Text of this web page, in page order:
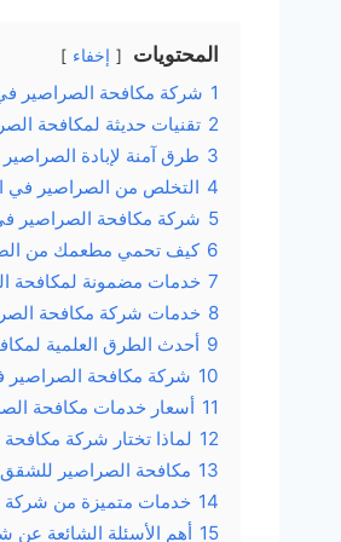
المحتويات إخفاء
1 شركة مكافحة الصراصير في
2 تقنيات حديثة لمكافحة
3 طرق آمنة لإبادة
4 التخلص من الصراصير في
5 شركة مكافحة الصراصير
6 كيف تحمي مطعمك من
7 خدمات مضمونة لمكافحة
8 خدمات شركة مكافحة
9 أحدث الطرق العلمية
10 شركة مكافحة الصراصير
11 أسعار خدمات مكافحة
12 لماذا تختار شركة
13 مكافحة الصراصير للشقق
14 خدمات متميزة من شركة
15 أهم الأسئلة الشائعة